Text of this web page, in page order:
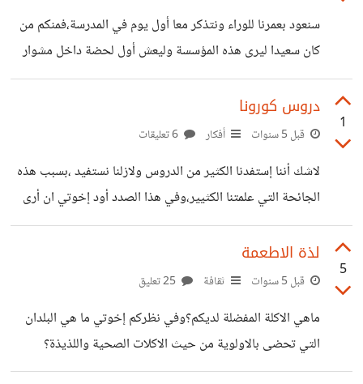
سنعود بعمرنا للوراء ونتذكر معا أول يوم في المدرسة،فمنكم من
كان سعيدا ليرى هذه المؤسسة وليعش أول لحضة داخل مشوار
العلم والمعرفة،ومنكم من سيطرت عليه المخاوف وكان الفزع
والنفور شعار هذا اليوم.وفي هذا الاطار أود سؤالكم إخوتي. كيف
كان اول يوم لكم في المدرسة؟ وكيف سايرتم تعلمكم؟ومن كان
1
دروس كورونا
قبل 5 سنوات أفكار
لاشك أننا إستفدنا الكثير من الدروس ولازلنا نستفيد ،بسبب هذه
الجائحة التي علمتنا الكثيير،وفي هذا الصدد أود إخوتي ان أرى
تجربتكم مع كورونا،وما الدروس التي تعلمتموها خلال هذه
الفترة؟وما الانعكاسات التي ترتبت على حياتكم،بسبب هذا الوباء
وبسبب مخلفاته؟وهل تجدون أنه مستقبلا ستكون هذه الفترة
كان لوقتعها الشيءالكثير؟
5
لذة الاطعمة
قبل 5 سنوات ثقافة
ماهي الاكلة المفضلة لديكم؟وفي نظركم إخوتي ما هي البلدان
التي تحضى بالاولوية من حيث الاكلات الصحية واللذيذة؟